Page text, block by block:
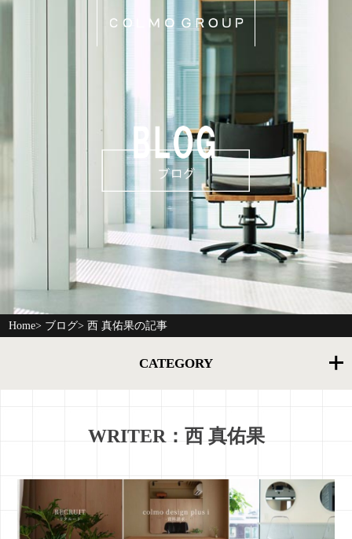
Home> ブログ> 西 真佑果の記事
CATEGORY
WRITER：西 真佑果